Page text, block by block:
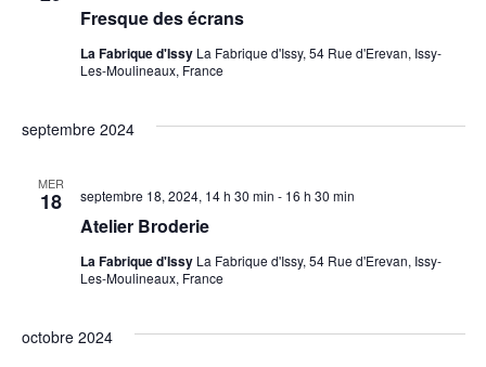
Fresque des écrans
La Fabrique d'Issy La Fabrique d'Issy, 54 Rue d'Erevan, Issy-
Les-Moulineaux, France
septembre 2024
MER
18
Atelier Broderie
septembre 18, 2024, 14 h 30 min - 16 h 30 min
La Fabrique d'Issy La Fabrique d'Issy, 54 Rue d'Erevan, Issy-
Les-Moulineaux, France
octobre 2024